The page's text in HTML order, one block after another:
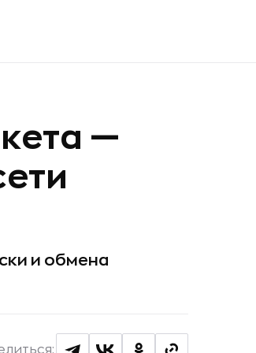
—
и обмена